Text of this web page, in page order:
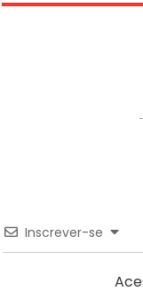
Inscrever-se